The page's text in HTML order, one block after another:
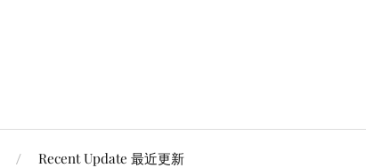
Recent Update 最近更新